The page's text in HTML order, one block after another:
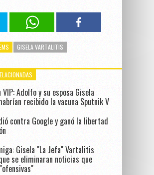
GISELA VARTALITIS
VIP: Adolfo y su esposa Gisela
recibido la vacuna Sputnik V
contra Google y ganó la libertad
Gisela "La Jefa" Vartalitis
se eliminaran noticias que